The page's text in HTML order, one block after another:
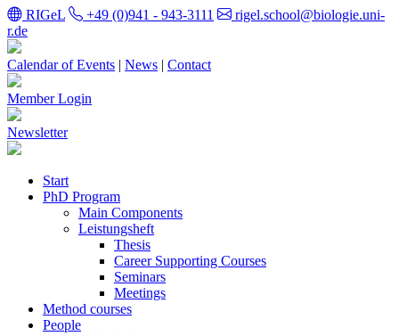
RIGeL +49 (0)941 - 943-3111
rigel.school@biologie.uni-
r.de
Calendar of Events | News | Contact
Member Login
Newsletter
Start
PhD Program
Main Components
Leistungsheft
Thesis
Career Supporting Courses
Seminars
Meetings
Method courses
People